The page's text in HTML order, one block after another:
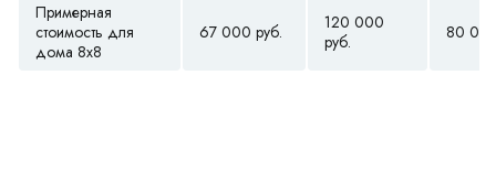
Примерная
стоимость для
дома 8х8
67 000 руб.
120 000
руб.
80